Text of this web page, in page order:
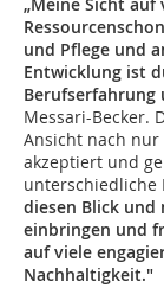
„Meine Sicht
und Pflege und
Entwicklung ist
Berufserfahrung
Messari-Becker.
Ansicht nach
akzeptiert und
unterschiedliche
diesen Blick
einbringen und
auf viele
Nachhaltigkeit."